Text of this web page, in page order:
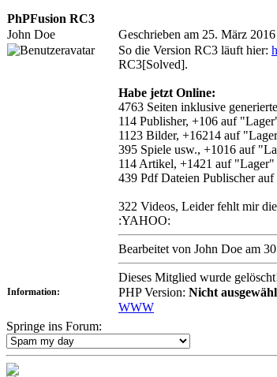
PhPFusion RC3
John Doe
Geschrieben am 25. März
So die Version RC3 läuft hier:
RC3[Solved].
Habe jetzt Online:
4763 Seiten inklusive generierte
114 Publisher, +106 auf
1123 Bilder, +16214 auf "Lager
395 Spiele usw., +1016 auf
114 Artikel, +1421 auf "Lager"
439 Pdf Dateien Publischer
322 Videos, Leider fehlt mir
:YAHOO:
Bearbeitet von John Doe am
Dieses Mitglied wurde
Information: PHP Version: Nicht
WWW
Springe ins Forum: